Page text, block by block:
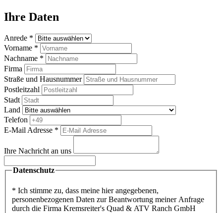
Ihre Daten
Anrede *
Vorname *
Nachname *
Firma
Straße und Hausnummer
Postleitzahl
Stadt
Land
Telefon
E-Mail Adresse *
Ihre Nachricht an uns
Datenschutz
* Ich stimme zu, dass meine hier angegebenen,
personenbezogenen Daten zur Beantwortung meiner Anfrage
durch die Firma Kremsreiter's Quad & ATV Ranch GmbH